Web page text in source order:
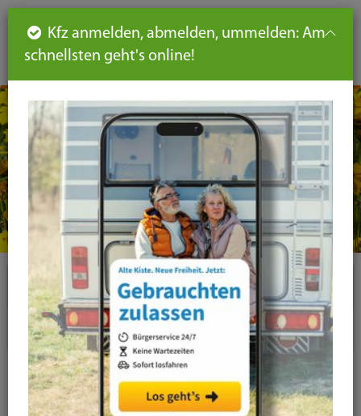
DE
Plugins
News-Liste
News-Detail
Seiteninhalt
Hauptnavigation
Seitennavigation
leichte
Sprache
Kfz anmelden, abmelden, ummelden: Am
schnellsten geht's online!